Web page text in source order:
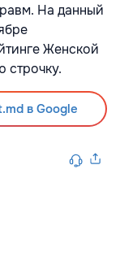
На данный
Женской
строчку.
в Google